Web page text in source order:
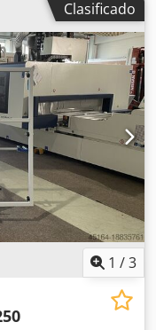
Clasificado
1 /3